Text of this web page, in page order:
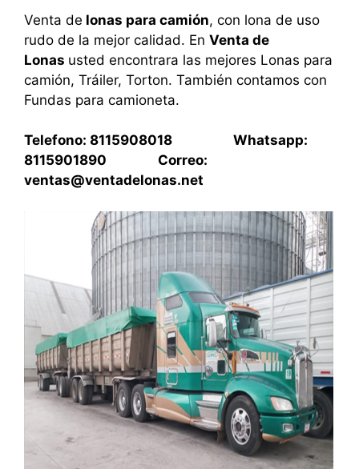
Venta de lonas para camión, con lona de uso
rudo de la mejor calidad. En Venta de
Lonas usted encontrara las mejores Lonas para
camión, Tráiler, Torton. También contamos con
Fundas para camioneta.
Telefono: 8115908018 Whatsapp:
8115901890 Correo:
ventas@ventadelonas.net